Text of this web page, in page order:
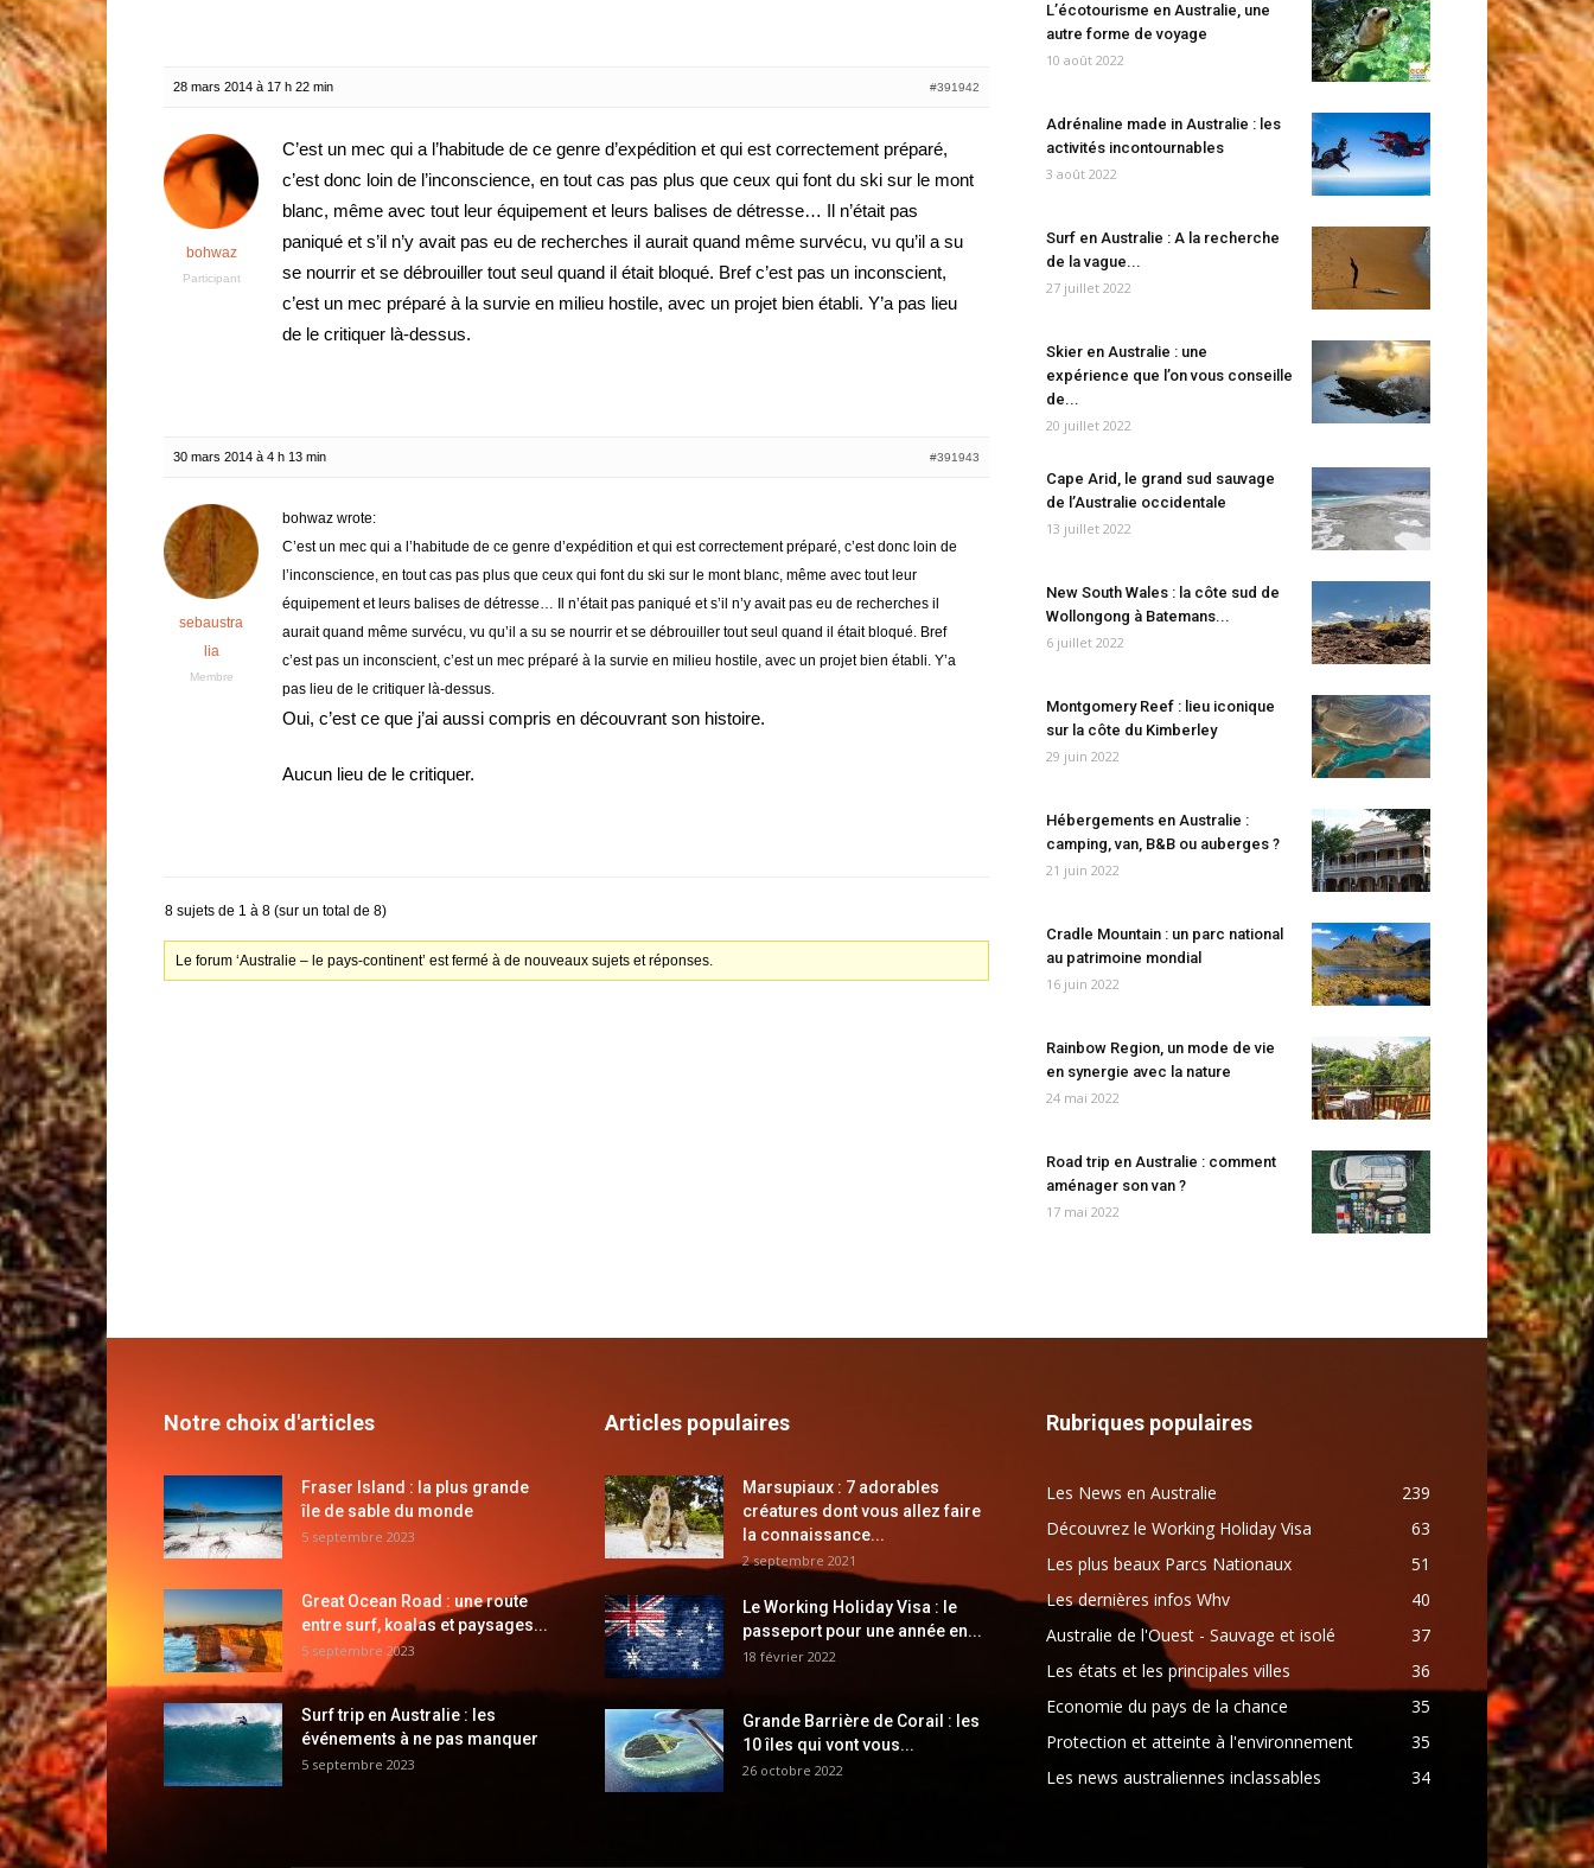
28 mars 2014 à 17 h 22 min #391942
bohwaz
Participant
C’est un mec qui a l’habitude de ce genre d’expédition et qui est correctement préparé,
c’est donc loin de l’inconscience, en tout cas pas plus que ceux qui font du ski sur le mont
blanc, même avec tout leur équipement et leurs balises de détresse… Il n’était pas
paniqué et s’il n’y avait pas eu de recherches il aurait quand même survécu, vu qu’il a su
se nourrir et se débrouiller tout seul quand il était bloqué. Bref c’est pas un inconscient,
c’est un mec préparé à la survie en milieu hostile, avec un projet bien établi. Y’a pas lieu
de le critiquer là-dessus.
30 mars 2014 à 4 h 13 min #391943
sebaustra
lia
Membre
bohwaz wrote:
C’est un mec qui a l’habitude de ce genre d’expédition et qui est correctement préparé, c’est donc loin de
l’inconscience, en tout cas pas plus que ceux qui font du ski sur le mont blanc, même avec tout leur
équipement et leurs balises de détresse… Il n’était pas paniqué et s’il n’y avait pas eu de recherches il
aurait quand même survécu, vu qu’il a su se nourrir et se débrouiller tout seul quand il était bloqué. Bref
c’est pas un inconscient, c’est un mec préparé à la survie en milieu hostile, avec un projet bien établi. Y’a
pas lieu de le critiquer là-dessus.
Oui, c’est ce que j’ai aussi compris en découvrant son histoire.
Aucun lieu de le critiquer.
8 sujets de 1 à 8 (sur un total de 8)
Le forum ‘Australie – le pays-continent’ est fermé à de nouveaux sujets et réponses.
L’écotourisme en Australie, une
autre forme de voyage
10 août 2022
Adrénaline made in Australie : les
activités incontournables
3 août 2022
Surf en Australie : A la recherche
de la vague...
27 juillet 2022
Skier en Australie : une
expérience que l’on vous conseille
de...
20 juillet 2022
Cape Arid, le grand sud sauvage
de l’Australie occidentale
13 juillet 2022
New South Wales : la côte sud de
Wollongong à Batemans...
6 juillet 2022
Montgomery Reef : lieu iconique
sur la côte du Kimberley
29 juin 2022
Hébergements en Australie :
camping, van, B&B ou auberges ?
21 juin 2022
Cradle Mountain : un parc national
au patrimoine mondial
16 juin 2022
Rainbow Region, un mode de vie
en synergie avec la nature
24 mai 2022
Road trip en Australie : comment
aménager son van ?
17 mai 2022
Notre choix d'articles
Fraser Island : la plus grande
île de sable du monde
5 septembre 2023
Great Ocean Road : une route
entre surf, koalas et paysages...
5 septembre 2023
Surf trip en Australie : les
événements à ne pas manquer
5 septembre 2023
Articles populaires
Marsupiaux : 7 adorables
créatures dont vous allez faire
la connaissance...
2 septembre 2021
Le Working Holiday Visa : le
passeport pour une année en...
18 février 2022
Grande Barrière de Corail : les
10 îles qui vont vous...
26 octobre 2022
Rubriques populaires
Les News en Australie
239
Découvrez le Working Holiday Visa
63
Les plus beaux Parcs Nationaux
51
Les dernières infos Whv
40
Australie de l'Ouest - Sauvage et isolé
37
Les états et les principales villes
36
Economie du pays de la chance
35
Protection et atteinte à l'environnement
35
Les news australiennes inclassables
34